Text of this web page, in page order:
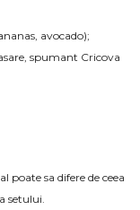
avocado);
spumant Cricova
poate sa difere de ceea
setului.